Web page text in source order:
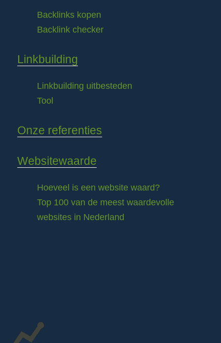
Backlinks kopen
Backlink checker
Linkbuilding
Linkbuilding uitbesteden
Tool
Onze referenties
Websitewaarde
Hoeveel is een website waard?
Top 100 van de meest waardevolle
websites in Nederland